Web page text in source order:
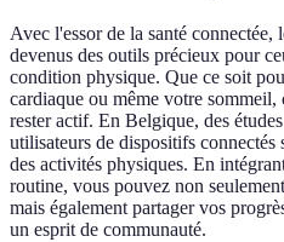
Avec l'essor de la santé connectée,
devenus des outils précieux pour
condition physique. Que ce soit
cardiaque ou même votre sommeil,
rester actif. En Belgique, des
utilisateurs de dispositifs connectés
des activités physiques. En
routine, vous pouvez non
mais également partager vos
un esprit de communauté.